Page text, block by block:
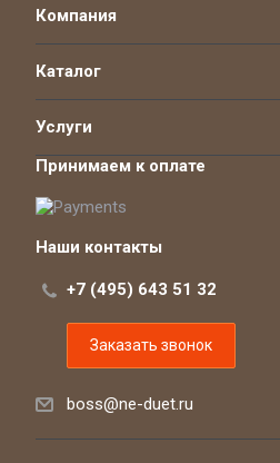
Компания
Каталог
Услуги
Принимаем к оплате
Наши контакты
+7 (495) 643 51 32
Заказать звонок
boss@ne-duet.ru